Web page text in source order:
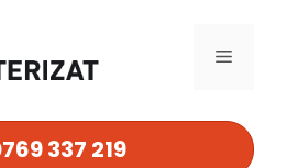
MENIU
337 219